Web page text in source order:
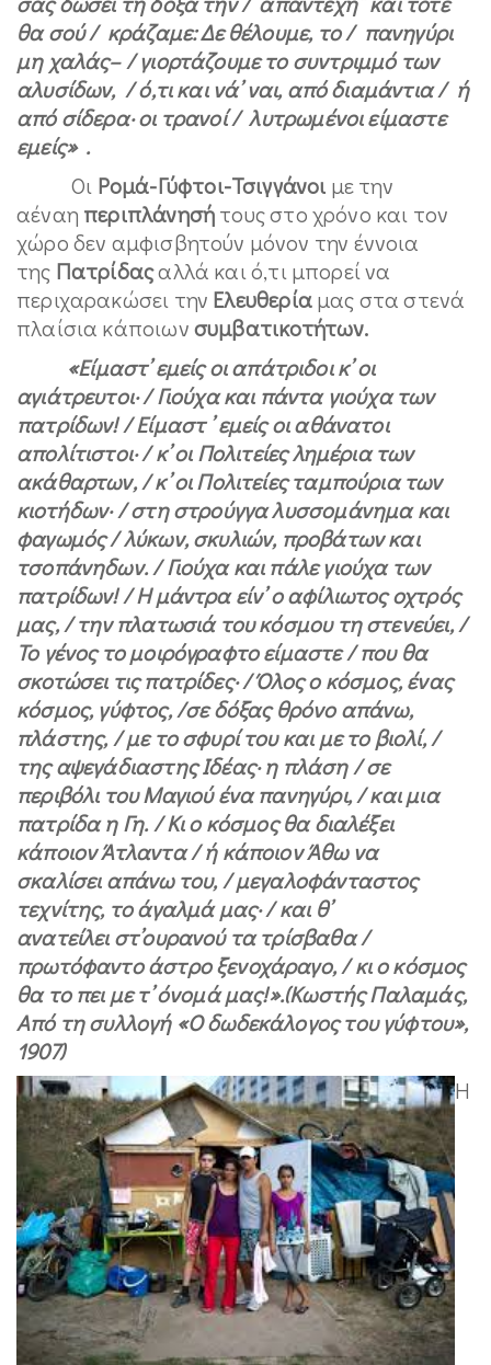
θα σού / κράζαμε: Δε θέλουμε, το / πανηγύρι
μη χαλάς– / γιορτάζουμε το συντριμμό των
αλυσίδων, / ό,τι και νά’ ναι, από διαμάντια / ή
από σίδερα· οι τρανοί / λυτρωμένοι είμαστε
εμείς» .
Οι Ρομά-Γύφτοι-Τσιγγάνοι με την
αέναη περιπλάνησήτους στο χρόνο και τον
χώρο δεν αμφισβητούν μόνον την έννοια
της Πατρίδαςαλλά και ό,τι μπορεί να
περιχαρακώσει την Ελευθερίαμας στα στενά
πλαίσια κάποιωνσυμβατικοτήτων.
«Είµαστ’ εµείς οι απάτριδοι κ’ οι
αγιάτρευτοι· / Γιούχα και πάντα γιούχα των
πατρίδων! / Είµαστ ’ εµείς οι αθάνατοι
απολίτιστοι· / κ’ οι Πολιτείες ληµέρια των
ακάθαρτων, / κ’ οι Πολιτείες ταµπούρια των
κιοτήδων· / στη στρούγγα λυσσοµάνηµα και
φαγωµός / λύκων, σκυλιών, προβάτων και
τσοπάνηδων. / Γιούχα και πάλε γιούχα των
πατρίδων! / Η µάντρα είν’ ο αφίλιωτος οχτρός
µας, / την πλατωσιά του κόσµου τη στενεύει, /
Το γένος το µοιρόγραφτο είµαστε / που θα
σκοτώσει τις πατρίδες· / Όλος ο κόσµος, ένας
κόσµος, γύφτος, /σε δόξας θρόνο απάνω,
πλάστης, / µε το σφυρί του και µε το βιολί, /
της αψεγάδιαστης Ιδέας· η πλάση / σε
περιβόλι του Μαγιού ένα πανηγύρι, / και µια
πατρίδα η Γη. / Κι ο κόσµος θα διαλέξει
κάποιον Άτλαντα / ή κάποιον Άθω να
σκαλίσει απάνω του, / µεγαλοφάνταστος
τεχνίτης, το άγαλµά µας· / και θ’
ανατείλει στ’ουρανού τα τρίσβαθα /
πρωτόφαντο άστρο ξενοχάραγο, / κι ο κόσµος
θα το πει µε τ’ όνοµά µας!».(Κωστής Παλαμάς,
Από τη συλλογή «Ο δωδεκάλογος του γύφτου»,
1907)
Η